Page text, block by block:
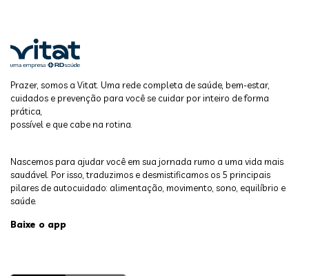
Prazer, somos a Vitat. Uma rede completa de saúde, bem-estar,
cuidados e prevenção para você se cuidar por inteiro de forma
prática,
possível e que cabe na rotina.
Nascemos para ajudar você em sua jornada rumo a uma vida mais
saudável. Por isso, traduzimos e desmistificamos os 5 principais
pilares de autocuidado: alimentação, movimento, sono, equilíbrio e
saúde.
Baixe o app